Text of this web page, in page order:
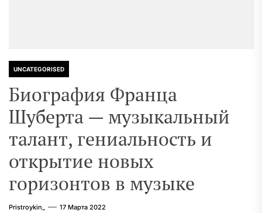
UNCATEGORISED
Биография Франца
Шуберта — музыкальный
талант, гениальность и
открытие новых
горизонтов в музыке
Pristroykin_ 17 Марта 2022